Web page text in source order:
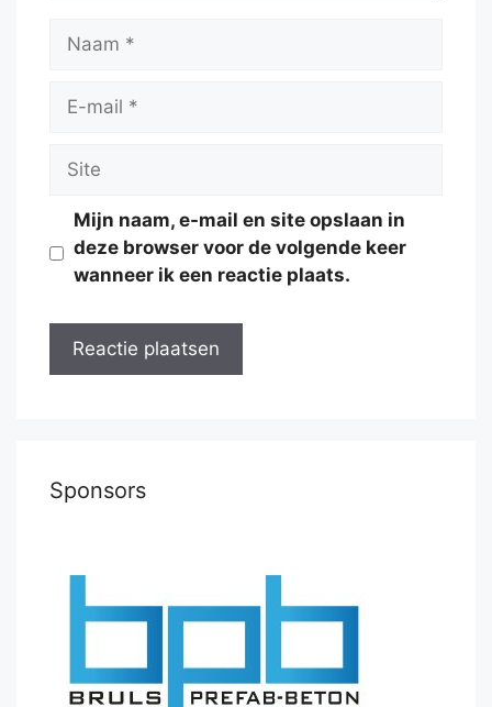
Naam
Site
Mijn naam, e-mail en site opslaan in
deze browser voor de volgende keer
wanneer ik een reactie plaats.
Sponsors